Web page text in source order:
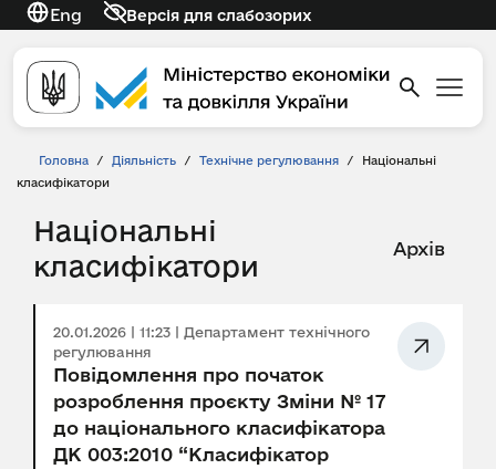
Eng Версія для слабозорих
Головна / Діяльність / Технічне регулювання /
Національні
класифікатори
Національні
класифікатори
Архів
20.01.2026 | 11:23 | Департамент технічного
регулювання
Повідомлення про початок
розроблення проєкту Зміни № 17
до національного класифікатора
ДК 003:2010 “Класифікатор